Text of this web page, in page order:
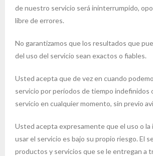
de nuestro servicio será ininterrumpido,
libre de errores.
No garantizamos que los resultados que
del uso del servicio sean exactos o fiables.
Usted acepta que de vez en cuando
servicio por períodos de tiempo indefinidos
servicio en cualquier momento, sin previo
Usted acepta expresamente que el uso o la
usar el servicio es bajo su propio riesgo. El
productos y servicios que se le entregan a